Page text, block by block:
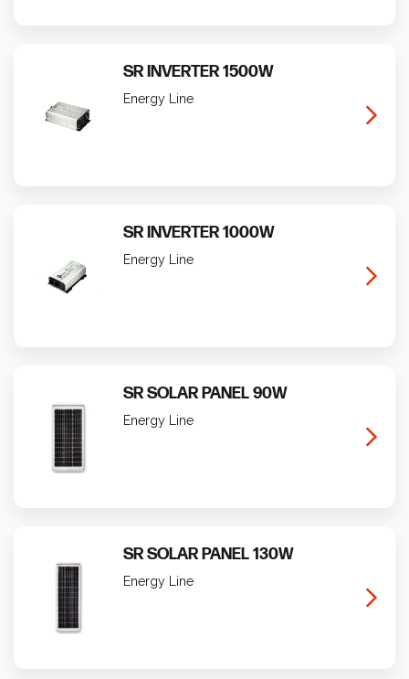
Assistenza
Calcola i tuoi consumi
SR INVERTER 1500W
Energy Line
SR INVERTER 1000W
Energy Line
SR SOLAR PANEL 90W
Energy Line
SR SOLAR PANEL 130W
Energy Line